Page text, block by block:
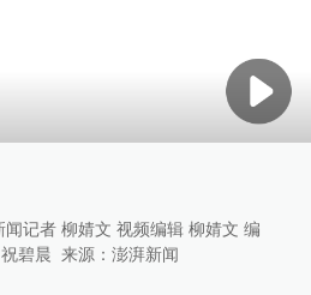
闻记者 柳婧文 视频编辑 柳婧文 编
碧晨 来源： 澎湃新闻